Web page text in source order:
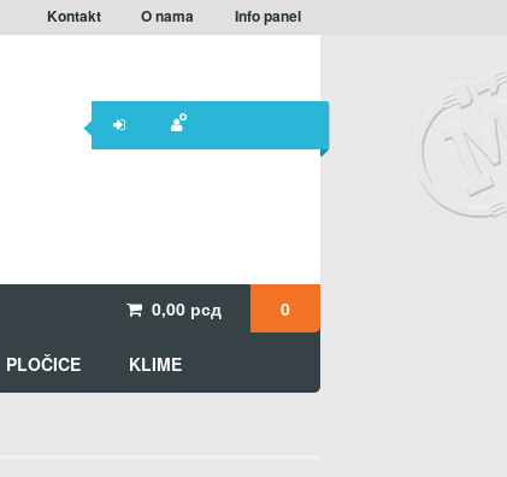
Kontakt O nama Info panel
0,00 рсд 0
PLOČICE KLIME